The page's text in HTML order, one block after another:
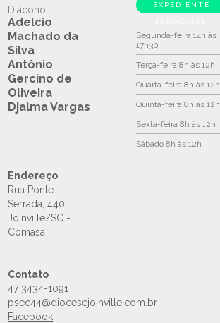
Diácono:
Adelcio
Machado da
Silva
Antônio
Gercino de
Oliveira
Djalma Vargas
EXPEDIENTE
Segunda-feira 14h às
17h30
Terça-feira 8h às 12h
Quarta-feira 8h às 12h
Quinta-feira 8h às 12h
Sexta-feira 8h às 12h
Sábado8h às 12h
Endereço
Rua Ponte
Serrada, 440
Joinville/SC -
Comasa
Contato
47 3434-1091
psec44@diocesejoinville.com.br
Facebook